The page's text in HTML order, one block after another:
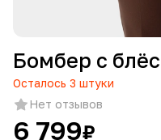
Бомбер c
Осталось 3 штуки
Нет отзывов
6 799₽